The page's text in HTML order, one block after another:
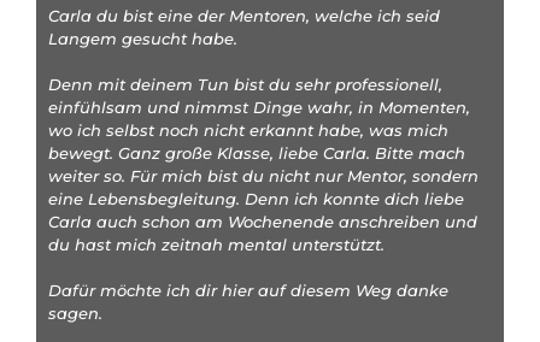
Carla du bist eine der Mentoren, welche ich seid
Langem gesucht habe.
Denn mit deinem Tun bist du sehr professionell,
einfühlsam und nimmst Dinge wahr, in Momenten,
wo ich selbst noch nicht erkannt habe, was mich
bewegt. Ganz große Klasse, liebe Carla. Bitte mach
weiter so. Für mich bist du nicht nur Mentor, sondern
eine Lebensbegleitung. Denn ich konnte dich liebe
Carla auch schon am Wochenende anschreiben und
du hast mich zeitnah mental unterstützt.
Dafür möchte ich dir hier auf diesem Weg danke
sagen.